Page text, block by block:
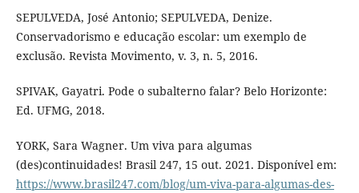
SEPULVEDA, José Antonio; SEPULVEDA, Denize.
Conservadorismo e educação escolar: um exemplo de
exclusão. Revista Movimento, v. 3, n. 5, 2016.
SPIVAK, Gayatri. Pode o subalterno falar? Belo Horizonte:
Ed. UFMG, 2018.
YORK, Sara Wagner. Um viva para algumas
(des)continuidades! Brasil 247, 15 out. 2021. Disponível em:
https://www.brasil247.com/blog/um-viva-para-algumas-des-